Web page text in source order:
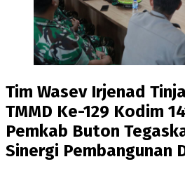
Tim Wasev Irjenad
TMMD Ke-129 Kodim
Pemkab Buton
Sinergi Pembangunan